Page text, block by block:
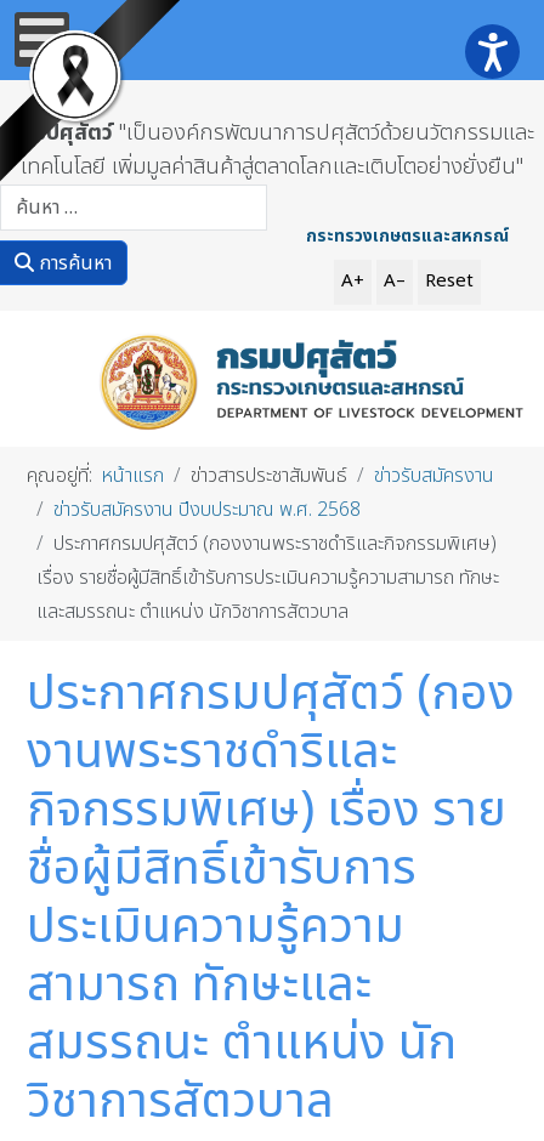
กรมปศุสัตว์"เป็นองค์กรพัฒนาการปศุสัตว์ด้วยนวัตกรรมและ
เทคโนโลยี เพิ่มมูลค่าสินค้าสู่ตลาดโลกและเติบโตอย่างยั่งยืน"
การค้นหา
กระทรวงเกษตรและสหกรณ์
A+ A– Reset
คุณอยู่ที่: หน้าแรก ข่าวสารประชาสัมพันธ์
ข่าวรับสมัครงาน
ข่าวรับสมัครงาน ปีงบประมาณ พ.ศ. 2568
ประกาศกรมปศุสัตว์ (กองงานพระราชดำริและกิจกรรมพิเศษ)
เรื่อง รายชื่อผู้มีสิทธิ์เข้ารับการประเมินความรู้ความสามารถ ทักษะ
และสมรรถนะ ตำแหน่ง นักวิชาการสัตวบาล
ประกาศกรมปศุสัตว์ (กอง
งานพระราชดำริและ
กิจกรรมพิเศษ) เรื่อง ราย
ชื่อผู้มีสิทธิ์เข้ารับการ
ประเมินความรู้ความ
สามารถ ทักษะและ
สมรรถนะ ตำแหน่ง นัก
วิชาการสัตวบาล